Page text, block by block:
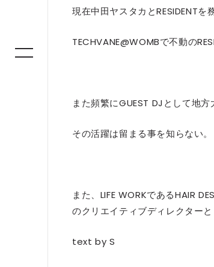
現在中田ヤスタカとRESIDENT
TECHVANE@WOMBで不動の
また頻繁にGUEST DJとして地
その活躍は留まる事を知らない。
また、LIFE WORKであるHAIR
のクリエイティブディレクター
text by S